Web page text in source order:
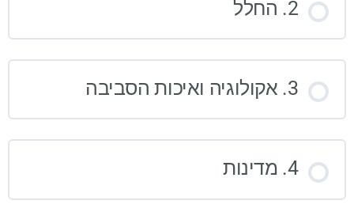
2. החלל
3. אקולוגיה ואיכות הסביבה
4. מדינות